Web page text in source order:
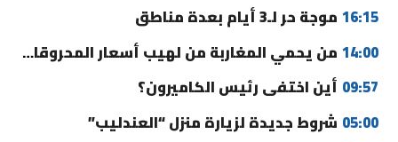
16:15 موجة حر لـ3 أيام بعدة مناطق
14:00 من يحمي المغاربة من لهيب أسعار المحروقات؟
09:57 أين اختفى رئيس الكاميرون؟
05:00 شروط جديدة لزيارة منزل “العندليب”